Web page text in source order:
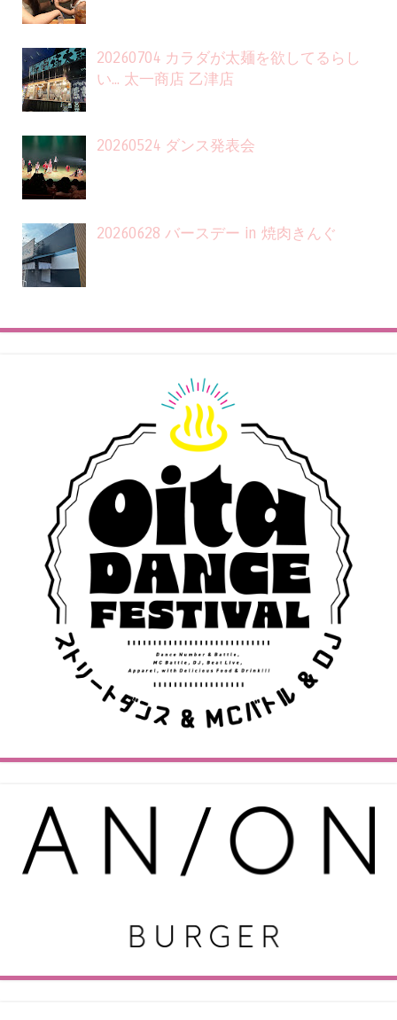
20260704 カラダが太麺を欲してるらし
い... 太一商店 乙津店
20260524 ダンス発表会
20260628 バースデー in 焼肉きんぐ